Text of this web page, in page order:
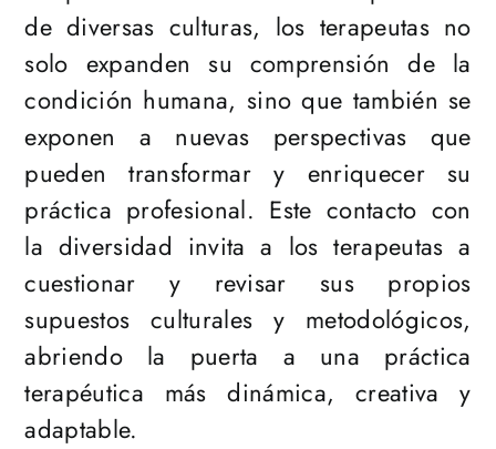
de diversas culturas, los terapeutas no
solo expanden su comprensión de la
condición humana, sino que también se
exponen a nuevas perspectivas que
pueden transformar y enriquecer su
práctica profesional. Este contacto con
la diversidad invita a los terapeutas a
cuestionar y revisar sus propios
supuestos culturales y metodológicos,
abriendo la puerta a una práctica
terapéutica más dinámica, creativa y
adaptable.